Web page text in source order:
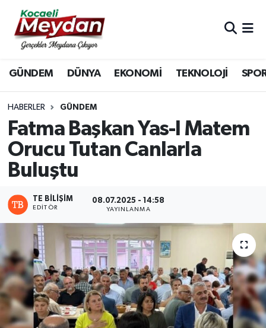
GÜNDEM DÜNYA EKONOMİ TEKNOLOJİ
HABERLER GÜNDEM
Fatma Başkan Yas-I Matem
Orucu Tutan Canlarla
Buluştu
TE BILIŞIM
EDITÖR
08.07.2025 - 14:58
YAYINLANMA
Nöbetçi Eczaneler
Hava Durumu
Trafik Durumu
Süper Lig Puan Durumu ve Fikstür
Tüm Manşetler
Son Dakika Haberleri
Haber Arşivi